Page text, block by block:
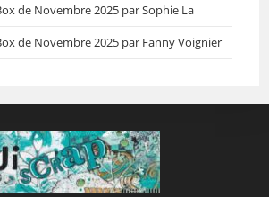
de Novembre 2025 par Sophie La
de Novembre 2025 par Fanny Voignier